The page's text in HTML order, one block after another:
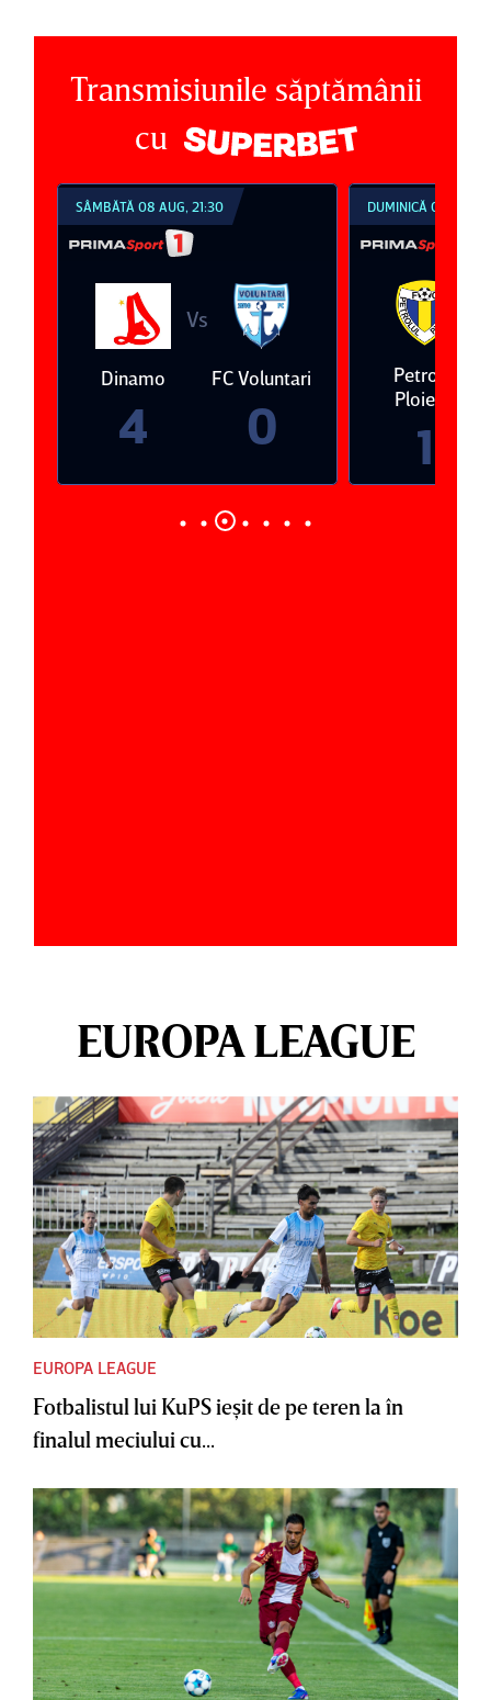
Transmisiunile săptămânii
cu
SÂMBĂTĂ 08 AUG, 21:30
Dinamo
4
Vs
FC Voluntari
0
DUMINICĂ 09 AUG,
Petrolul
Ploieşti
1
EUROPA LEAGUE
EUROPA LEAGUE
Fotbalistul lui KuPS ieşit de pe teren la în
finalul meciului cu...